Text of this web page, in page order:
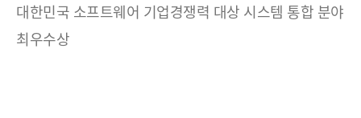
대한민국 소프트웨어 기업경쟁력 대상 시스템 통합 분야
최우수상